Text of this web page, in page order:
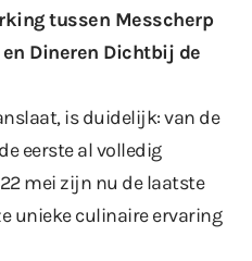
tussen Messcherp
Dineren Dichtbij de
is duidelijk: van de
eerste al volledig
22 mei zijn nu de laatste
unieke culinaire ervaring